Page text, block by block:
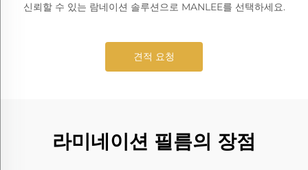
신뢰할 수 있는 람네이션 솔루션으로 MANLEE를 선택하세요.
견적 요청
라미네이션 필름의 장점